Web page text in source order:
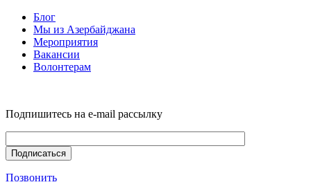
Блог
Мы из Азербайджана
Мероприятия
Вакансии
Волонтерам
Подпишитесь на e-mail рассылку
Позвонить